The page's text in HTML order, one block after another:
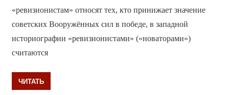
«ревизионистам» относят тех, кто принижает значение
советских Вооружённых сил в победе, в западной
историографии «ревизионистами» («новаторами»)
считаются
ЧИТАТЬ